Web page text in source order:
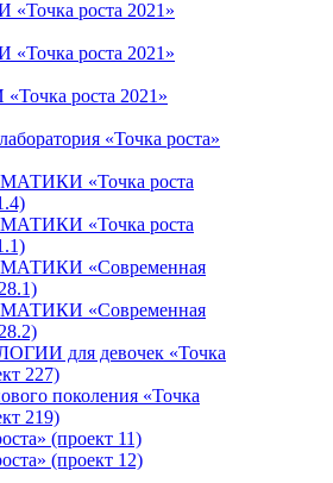
роста 2021»
роста 2021»
роста 2021»
«Точка роста»
«Точка роста
«Точка роста
«Современная
«Современная
для девочек «Точка
227)
поколения «Точка
219)
(проект 11)
(проект 12)